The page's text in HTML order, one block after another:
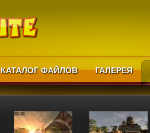
КАТАЛОГ ФАЙЛОВ ГАЛЕРЕЯ